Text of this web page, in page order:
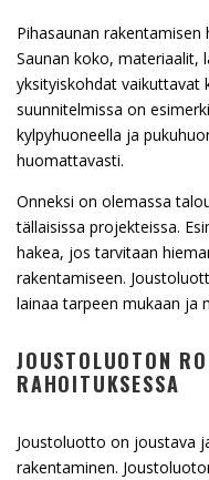
Pihasaunan
Saunan koko,
yksityiskohdat vaikuttavat
suunnitelmissa on
kylpyhuoneella ja
huomattavasti.
Onneksi on olemassa
tällaisissa projekteissa.
hakea, jos tarvitaan
rakentamiseen.
lainaa tarpeen mukaan ja
JOUSTOLUOTON
RAHOITUKSESSA
Joustoluotto on joustava
rakentaminen.